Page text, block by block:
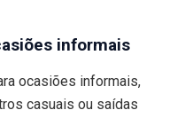
informais
ocasiões informais,
casuais ou saídas